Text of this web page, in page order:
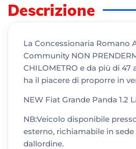
Descrizione
La Concessionaria Romano
Community NON
CHILOMETRO e da più di
ha il piacere di proporre in
NEW Fiat Grande Panda 1.2
NB:Veicolo disponibile
esterno, richiamabile in
dallordine.